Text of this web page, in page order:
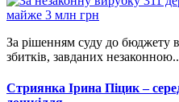
За рішенням суду до бюджету
збитків, завданих
Стриянка Ірина Піцик –